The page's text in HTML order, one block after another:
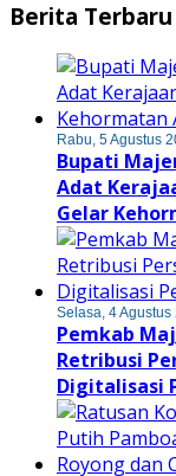
Berita Terbaru
Rabu, 5 Agustus
Bupati
Adat
Gelar
Selasa, 4 Agustus
Pemkab
Retribusi
Digitalisasi